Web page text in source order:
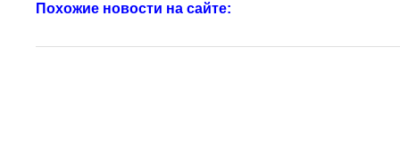
Похожие новости на сайте: